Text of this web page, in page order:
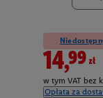
14,99zł
w tym VAT bez
Opłata za